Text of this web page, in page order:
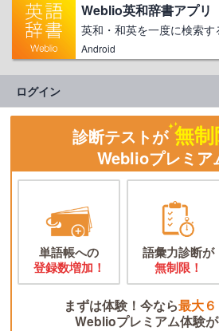
Weblio英和辞書アプリ
英和・和英を一度に検索す
Android
ログイン
診断テストが 無
Weblioプレミア
単語帳への
登録数増加！
語彙力診断が
無制限！
まずは体験！今なら最大
Weblioプレミアム体験が